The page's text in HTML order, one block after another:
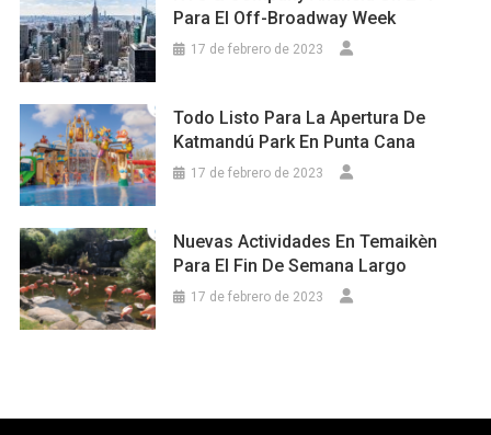
Para El Off-Broadway Week
17 de febrero de 2023
Todo Listo Para La Apertura De
Katmandú Park En Punta Cana
17 de febrero de 2023
Nuevas Actividades En Temaikèn
Para El Fin De Semana Largo
17 de febrero de 2023